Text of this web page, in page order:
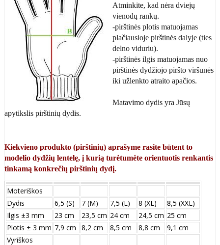
Atminkite, kad nėra dviejų
vienodų rankų.
-pirštinės plotis matuojamas
plačiausioje pirštinės dalyje (ties
delno viduriu).
-pirštinės ilgis matuojamas nuo
pirštinės dydžiojo piršto viršūnės
iki užlenkto atraito apačios.
Matavimo dydis yra Jūsų
apytikslis pirštinių dydis.
Kiekvieno produkto (pirštinių) aprašyme rasite būtent to
modelio dydžių lentelę, į kurią turėtumėte orientuotis renkantis
tinkamą konkrečių pirštinių dydį.
Moteriškos
Dydis
6,5 (S) 7 (M) 7,5 (L) 8 (XL)
8,5 (XXL)
Ilgis ±3 mm
23 cm 23,5 cm 24 cm 24,5 cm 25 cm
Plotis ± 3 mm 7,9 cm 8,2 cm 8,5 cm 8,8 cm
9,1 cm
Vyriškos